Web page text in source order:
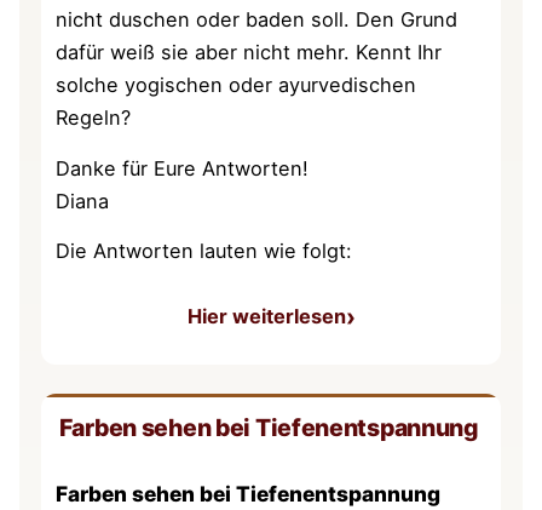
nicht duschen oder baden soll. Den Grund
dafür weiß sie aber nicht mehr. Kennt Ihr
solche yogischen oder ayurvedischen
Regeln?
Danke für Eure Antworten!
Diana
Die Antworten lauten wie folgt:
Hier weiterlesen: Duschen oder Baden nach
Farben sehen bei Tiefenentspannung
Farben sehen bei Tiefenentspannung